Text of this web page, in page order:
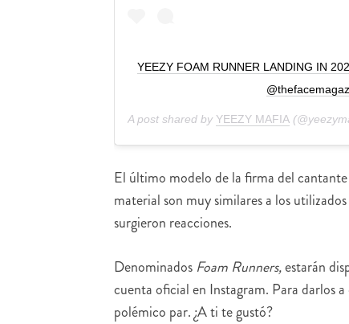
YEEZY FOAM RUNNER LANDING IN
A post shared by YEEZY MAFIA
El último modelo de la firma del
material son muy similares a los
surgieron reacciones.
Denominados Foam Runners,estarán
cuenta oficial en Instagram. Para darlos
polémico par. ¿A ti te gustó?